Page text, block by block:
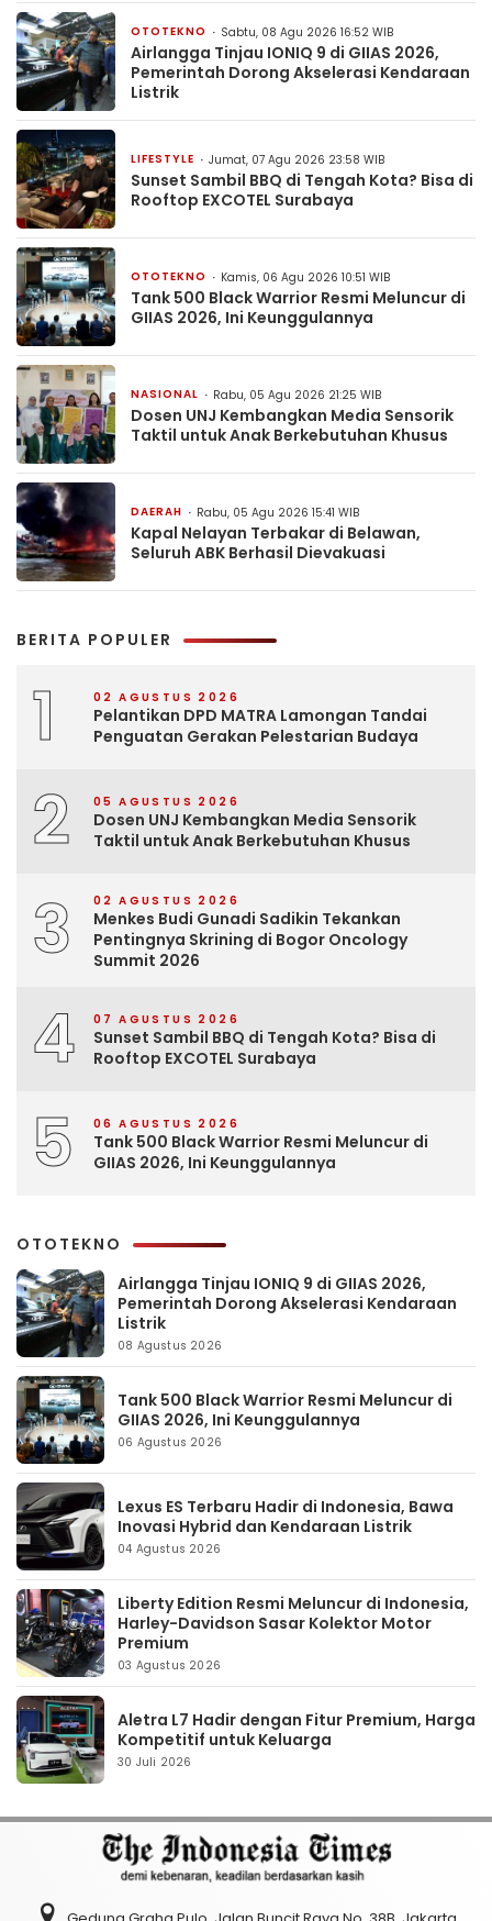
OTOTEKNO Sabtu, 08 Agu 2026 16:52 WIB
Airlangga Tinjau IONIQ 9 di GIIAS 2026,
Pemerintah Dorong Akselerasi Kendaraan
Listrik
LIFESTYLE Jumat, 07 Agu 2026 23:58 WIB
Sunset Sambil BBQ di Tengah Kota? Bisa di
Rooftop EXCOTEL Surabaya
OTOTEKNO Kamis, 06 Agu 2026 10:51 WIB
Tank 500 Black Warrior Resmi Meluncur di
GIIAS 2026, Ini Keunggulannya
NASIONAL Rabu, 05 Agu 2026 21:25 WIB
Dosen UNJ Kembangkan Media Sensorik
Taktil untuk Anak Berkebutuhan Khusus
DAERAH Rabu, 05 Agu 2026 15:41 WIB
Kapal Nelayan Terbakar di Belawan,
Seluruh ABK Berhasil Dievakuasi
BERITA POPULER
1 02 AGUSTUS 2026
Pelantikan DPD MATRA Lamongan Tandai
Penguatan Gerakan Pelestarian Budaya
2 05 AGUSTUS 2026
Dosen UNJ Kembangkan Media Sensorik
Taktil untuk Anak Berkebutuhan Khusus
3 02 AGUSTUS 2026
Menkes Budi Gunadi Sadikin Tekankan
Pentingnya Skrining di Bogor Oncology
Summit 2026
4 07 AGUSTUS 2026
Sunset Sambil BBQ di Tengah Kota? Bisa di
Rooftop EXCOTEL Surabaya
5 06 AGUSTUS 2026
Tank 500 Black Warrior Resmi Meluncur di
GIIAS 2026, Ini Keunggulannya
OTOTEKNO
Airlangga Tinjau IONIQ 9 di GIIAS 2026,
Pemerintah Dorong Akselerasi Kendaraan
Listrik
08 Agustus 2026
Tank 500 Black Warrior Resmi Meluncur di
GIIAS 2026, Ini Keunggulannya
06 Agustus 2026
Lexus ES Terbaru Hadir di Indonesia, Bawa
Inovasi Hybrid dan Kendaraan Listrik
04 Agustus 2026
Liberty Edition Resmi Meluncur di Indonesia,
Harley-Davidson Sasar Kolektor Motor
Premium
03 Agustus 2026
Aletra L7 Hadir dengan Fitur Premium, Harga
Kompetitif untuk Keluarga
30 Juli 2026